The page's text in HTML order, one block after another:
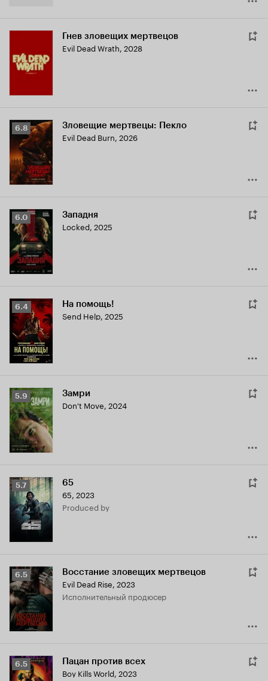
Гнев зловещих мертвецов
Evil Dead Wrath, 2028
Рейтинг
Кинопоиска
6.8
6.8 Зловещие мертвецы: Пекло
Evil Dead Burn, 2026
Рейтинг
Кинопоиска
6.0
6.0 Западня
Locked, 2025
Рейтинг
Кинопоиска
6.4
6.4 На помощь!
Send Help, 2025
Рейтинг
Кинопоиска
5.9
5.9 Замри
Don't Move, 2024
Рейтинг
Кинопоиска
5.7
5.7 65
65, 2023
produced by
Рейтинг
Кинопоиска
6.5
6.5 Восстание зловещих мертвецов
Evil Dead Rise, 2023
исполнительный продюсер
Рейтинг
Кинопоиска
6.5 Пацан против всех
Boy Kills World, 2023